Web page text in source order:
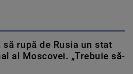
să rupă de Rusia un stat
al Moscovei. „Trebuie să-